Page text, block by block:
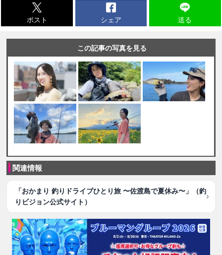
ポスト シェア 送る
この記事の写真を見る
関連情報
「おかまり 釣りドライブひとり旅 〜佐渡島で夏休み〜」（釣
りビジョン公式サイト）